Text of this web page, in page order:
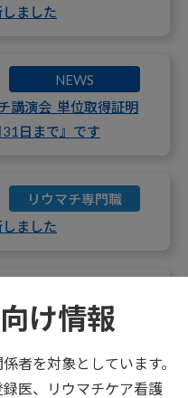
け情報
者を対象としています。
医、リウマチケア看護
ました
NEWS
講演会_単位取得証明
日まで』です
リウマチ専門職
ました
マチ医学賞 募集開始
助成、医学賞等